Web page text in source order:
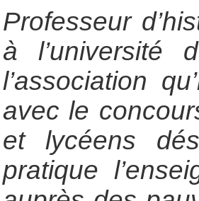
Professeur
à l’université
l’association
avec le
et lycéens
pratique